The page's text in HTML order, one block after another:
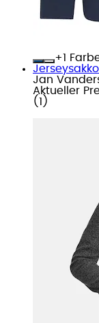
+
Jan
Aktueller
( 1 )